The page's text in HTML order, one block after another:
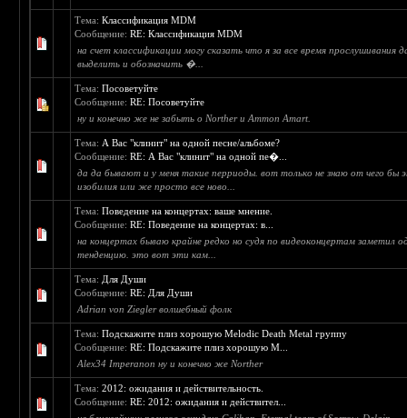
Тема:Классификация MDM
Сообщение:RE: Классификация MDM
на счет классификации могу сказать что я за все время прослушивания
выделить и обозначить �...
Тема:Посоветуйте
Сообщение:RE: Посоветуйте
ну и конечно же не забыть о Norther и Ammon Amart.
Тема: А Вас "клинит" на одной песне/альбоме?
Сообщение:RE: А Вас "клинит" на одной пе�...
да да бывают и у меня такие перриоды. вот только не знаю от чего бы
изобилия или же просто все ново...
Тема:Поведение на концертах: ваше мнение.
Сообщение:RE: Поведение на концертах: в...
на концертах бываю крайне редко но судя по видеоконцертам заметил
тенденцию. это вот эти кам...
Тема: Для Души
Сообщение:RE: Для Души
Adrian von Ziegler волшебный фолк
Тема:Подскажите плиз хорошую Melodic Death Metal группу
Сообщение:RE: Подскажите плиз хорошую M...
Alex34 Imperanon ну и конечно же Norther
Тема:2012: ожидания и действительность.
Сообщение:RE: 2012: ожидания и действител...